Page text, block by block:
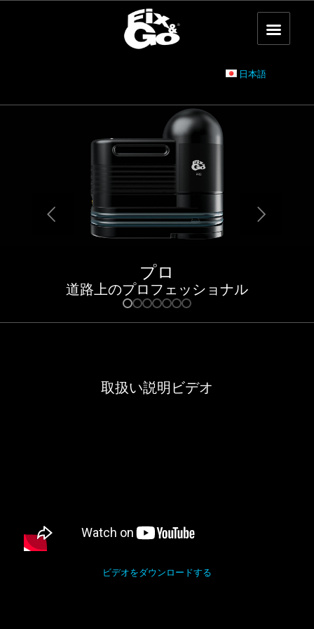
日本語
プロ
道路上のプロフェッショナル
取扱い説明ビデオ
ビデオをダウンロードする